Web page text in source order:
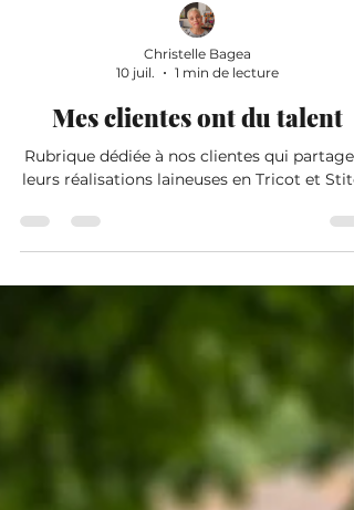
Christelle Bagea
10 juil.
1 min de lecture
Mes clientes ont du talent
leurs réalisations laineuses en Tricot et